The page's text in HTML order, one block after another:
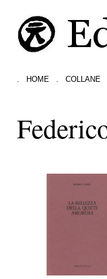
HOME COLLANE